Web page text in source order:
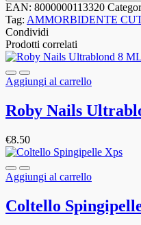
EAN: 8000000113320
Tag: AMMORBIDENTE
Condividi
Prodotti correlati
Aggiungi al carrello
Roby Nails
€8.50
Aggiungi al carrello
Coltello